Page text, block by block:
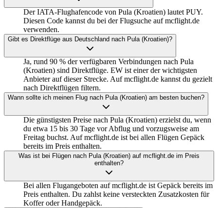
Der IATA-Flughafencode von Pula (Kroatien) lautet PUY.
Diesen Code kannst du bei der Flugsuche auf mcflight.de
verwenden.
Gibt es Direktflüge aus Deutschland nach Pula (Kroatien)?
Ja, rund 90 % der verfügbaren Verbindungen nach Pula
(Kroatien) sind Direktflüge. EW ist einer der wichtigsten
Anbieter auf dieser Strecke. Auf mcflight.de kannst du gezielt
nach Direktflügen filtern.
Wann sollte ich meinen Flug nach Pula (Kroatien) am besten buchen?
Die günstigsten Preise nach Pula (Kroatien) erzielst du, wenn
du etwa 15 bis 30 Tage vor Abflug und vorzugsweise am
Freitag buchst. Auf mcflight.de ist bei allen Flügen Gepäck
bereits im Preis enthalten.
Was ist bei Flügen nach Pula (Kroatien) auf mcflight.de im Preis
enthalten?
Bei allen Flugangeboten auf mcflight.de ist Gepäck bereits im
Preis enthalten. Du zahlst keine versteckten Zusatzkosten für
Koffer oder Handgepäck.